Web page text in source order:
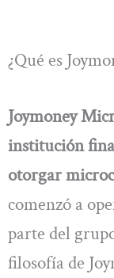
¿Qué es
Joymoney
institución
otorgar
comenzó a
parte del
filosofía de